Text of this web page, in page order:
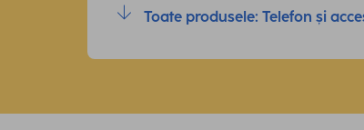
Toate produsele: Telefon și